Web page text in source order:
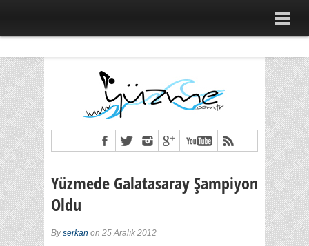
Yüzmede Galatasaray Şampiyon
Oldu
Byserkan on 25 Aralık 2012